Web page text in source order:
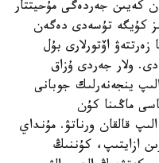
كەيىن جەردەگى مۇحيتتار
كۇيگە تۇسەدى دەگەن
اۆتورلارى بۇل
ولار جەردى ۇزاق
ينجەنەرلىك جوبانى
ماڭىنا كۇن
قالقان ورناتۋ. مۇنداي
ازايتىپ، كۇننىڭ